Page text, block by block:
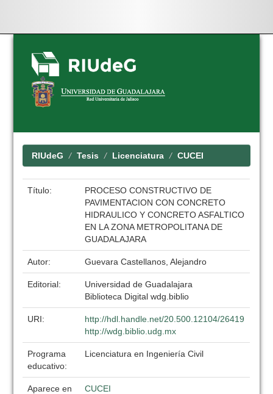
Skip
navigation
RIUdeG Tesis Licenciatura CUCEI
Título:
PROCESO CONSTRUCTIVO DE
PAVIMENTACION CON CONCRETO
HIDRAULICO Y CONCRETO ASFALTICO
EN LA ZONA METROPOLITANA DE
GUADALAJARA
Autor: Guevara Castellanos, Alejandro
Editorial:
Universidad de Guadalajara
Biblioteca Digital wdg.biblio
URI:
http://hdl.handle.net/20.500.12104/26419
http://wdg.biblio.udg.mx
Programa
educativo:
Licenciatura en Ingeniería Civil
Aparece en
CUCEI